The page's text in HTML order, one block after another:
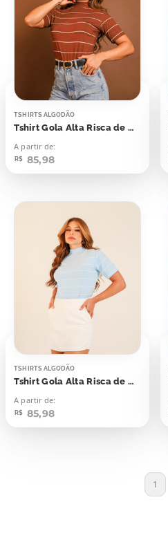
TSHIRTS ALGODÃO
Tshirt Gola Alta Risca de Giz Marrom Cynnamom
A partir de:
R$ 85,98
TSHIRTS ALGODÃO
Tshirt Gola Alta Risca de Giz Azul Skyway
A partir de:
R$ 85,98
1